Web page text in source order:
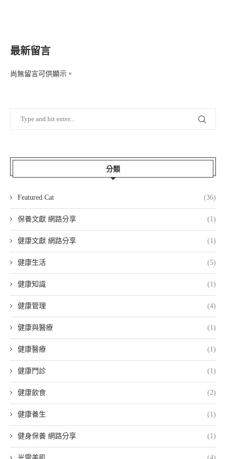
最新留言
尚無留言可供顯示。
分類
Featured Cat (36)
保養文獻 網路分享 (1)
健康文獻 網路分享 (1)
健康生活 (5)
健康知識 (1)
健康管理 (4)
健康與醫療 (1)
健康醫療 (1)
健康門診 (1)
健康飲食 (2)
健康養生 (1)
健身保養 網路分享 (1)